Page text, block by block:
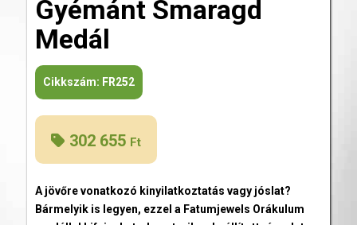
Gyémánt Smaragd
Medál
Cikkszám: FR252
302 655 Ft
A jövőre vonatkozó kinyilatkoztatás vagy jóslat?
Bármelyik is legyen, ezzel a Fatumjewels Orákulum